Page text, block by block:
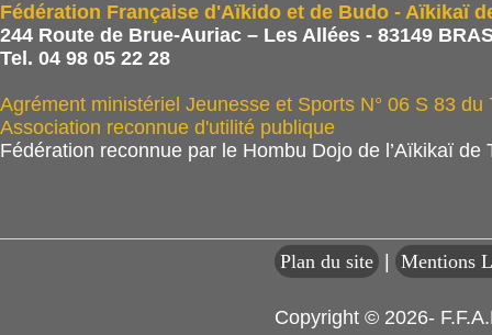
Fédération Française d'Aïkido et de Budo - Aïkikaï
244 Route de Brue-Auriac – Les Allées - 83149
Tel. 04 98 05 22 28
Agrément ministériel Jeunesse et Sports N° 06 S 83
Association reconnue d'utilité publique
Fédération reconnue par le Hombu Dojo de l’Aïkikaï de
Plan du site Mentions
Copyright © 2026-